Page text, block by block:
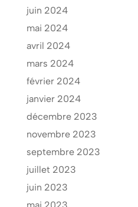
juin 2024
mai 2024
avril 2024
mars 2024
février 2024
janvier 2024
décembre 2023
novembre 2023
septembre 2023
juillet 2023
juin 2023